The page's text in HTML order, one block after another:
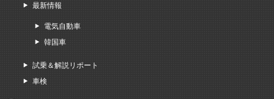
最新情報
電気自動車
韓国車
試乗＆解説リポート
車検